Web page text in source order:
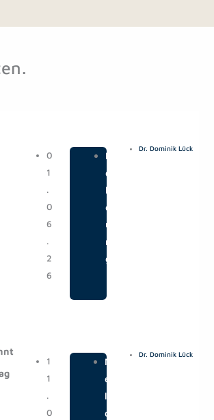
0
1
.
0
6
.
2
6
M
e
l
d
u
n
g
Dr. Dominik Lück
1
1
.
0
M
e
l
d
Dr. Dominik Lück
i
t
e
i
i